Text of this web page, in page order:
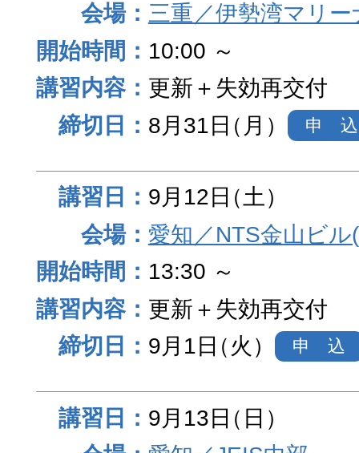
三重／伊勢湾マリー
10:00 ～
更新＋失効再交付
8月31日（月） 申 込
9月12日（土）
愛知／NTS金山ビ
13:30 ～
更新＋失効再交付
9月1日（火） 申 込
9月13日（日）